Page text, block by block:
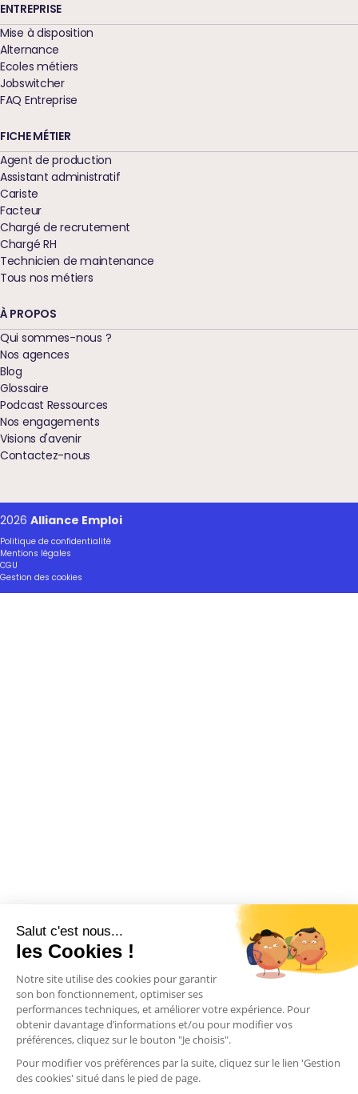
Salut c'est nous...
les Cookies !
Notre site utilise des cookies pour garantir
son bon fonctionnement, optimiser ses
performances techniques, et améliorer votre expérience. Pour
obtenir davantage d’informations et/ou pour modifier vos
préférences, cliquez sur le bouton "Je choisis".
Pour modifier vos préférences par la suite, cliquez sur le lien 'Gestion
des cookies' situé dans le pied de page.
ENTREPRISE
Mise à disposition
Alternance
Ecoles métiers
Jobswitcher
FAQ Entreprise
FICHE MÉTIER
Agent de production
Assistant administratif
Cariste
Facteur
Chargé de recrutement
Chargé RH
Technicien de maintenance
Tous nos métiers
À PROPOS
Qui sommes-nous ?
Nos agences
Blog
Glossaire
Podcast Ressources
Nos engagements
Visions d'avenir
Contactez-nous
2026 Alliance Emploi
Politique de confidentialité
Mentions légales
CGU
Gestion des cookies